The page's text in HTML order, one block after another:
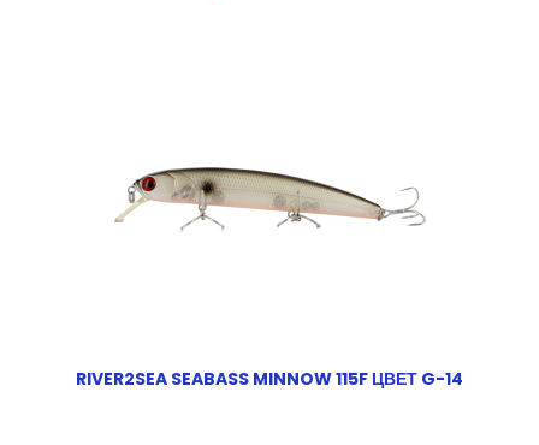
RIVER2SEA SEABASS MINNOW 115F ЦВЕТ G-14